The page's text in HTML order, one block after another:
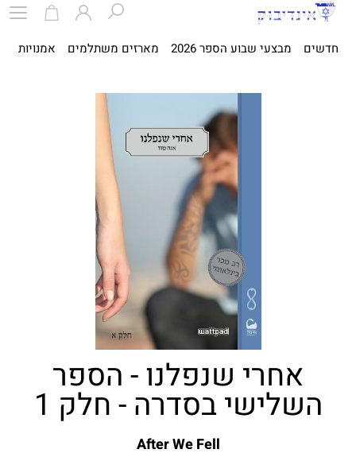
חדשים מבצעי שבוע הספר 2026 מארזים משתלמים אמנויות
אחרי שנפלנו - הספר
השלישי בסדרה - חלק 1
After We Fell